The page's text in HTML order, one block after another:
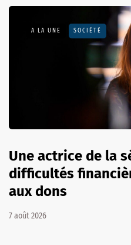
A LA UNE SOCIÉTÉ
Une actrice de la
difficultés
aux dons
7 août 2026